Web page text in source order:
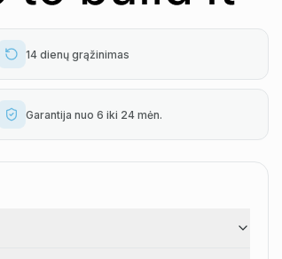
14 dienų grąžinimas
Garantija nuo 6 iki 24 mėn.